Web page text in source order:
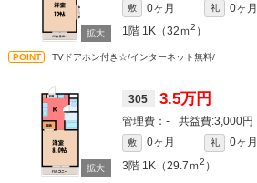
敷 0ヶ月 礼
0ヶ月
1階 1K（32ｍ2 ）
TVドアホン付き☆/インターネット無料/
305 3.5万円
- 3,000円
敷 0ヶ月 礼
0ヶ月
3階 1K（29.7ｍ2 ）